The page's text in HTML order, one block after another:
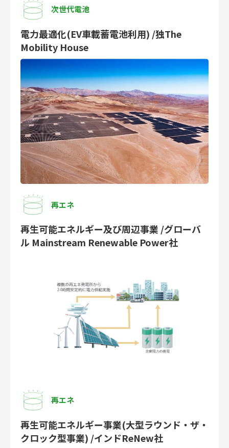
次世代電池
電力最適化(EV車載蓄電池利用) /独The
Mobility House
再エネ
再生可能エネルギー及び周辺事業 /グローバ
ル Mainstream Renewable Power社
再エネ
再生可能エネルギー事業(大型ラウンド・ザ・
クロック型事業) /インドReNew社